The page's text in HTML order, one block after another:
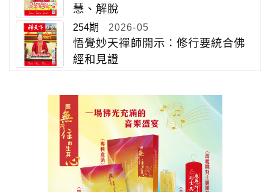
慧、解脫
254期 2026-05
悟覺妙天禪師開示：修行要統合佛
經和見證